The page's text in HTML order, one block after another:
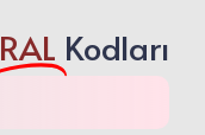
RAL Kodları